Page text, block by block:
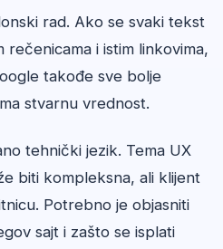
rad. Ako se svaki tekst
rečenicama i istim linkovima,
takođe sve bolje
stvarnu vrednost.
tehnički jezik. Tema UX
biti kompleksna, ali klijent
Potrebno je objasniti
sajt i zašto se isplati